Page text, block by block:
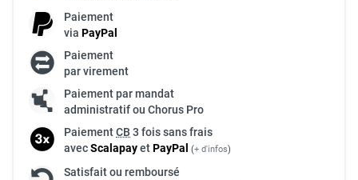
Paiement
via PayPal
Paiement
par virement
Paiement par mandat
administratif ou Chorus Pro
PaiementCB 3 fois sans frais
avecScalapayetPayPal (+ d'infos)
Satisfait ou remboursé